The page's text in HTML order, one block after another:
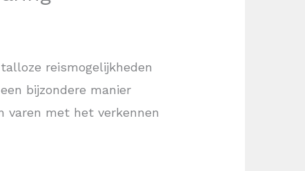
reismogelijkheden
bijzondere manier
varen met het verkennen